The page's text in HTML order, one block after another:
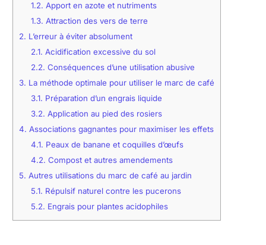
1.2. Apport en azote et nutriments
1.3. Attraction des vers de terre
2. L’erreur à éviter absolument
2.1. Acidification excessive du sol
2.2. Conséquences d’une utilisation abusive
3. La méthode optimale pour utiliser le marc de café
3.1. Préparation d’un engrais liquide
3.2. Application au pied des rosiers
4. Associations gagnantes pour maximiser les effets
4.1. Peaux de banane et coquilles d’œufs
4.2. Compost et autres amendements
5. Autres utilisations du marc de café au jardin
5.1. Répulsif naturel contre les pucerons
5.2. Engrais pour plantes acidophiles